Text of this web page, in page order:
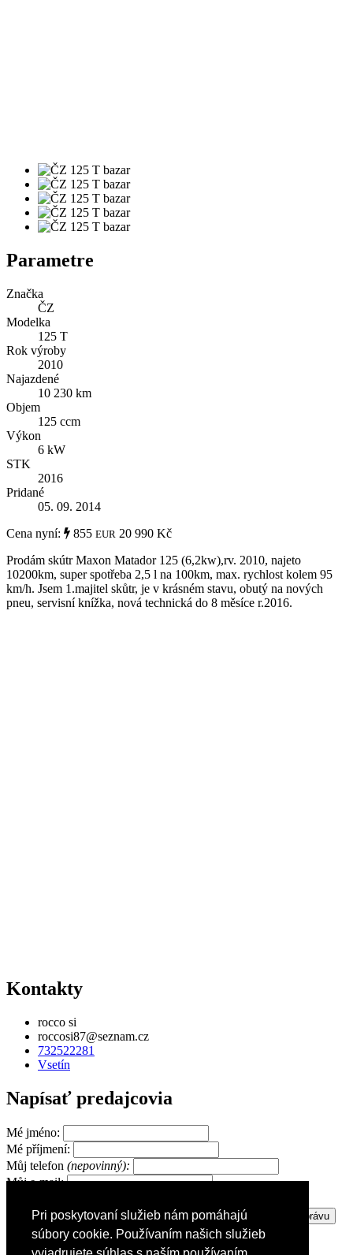
Pri poskytovaní služieb nám pomáhajú
súbory cookie. Používaním našich služieb
Parametre
Značka
ČZ
Modelka
125 T
Rok výroby
2010
Najazdené
10 230 km
Objem
125 ccm
Výkon
6 kW
STK
2016
Pridané
05. 09. 2014
Cena nyní:
855 EUR 20 990 Kč
Prodám skútr Maxon Matador 125 (6,2kw),rv. 2010, najeto
10200km, super spotřeba 2,5 l na 100km, max. rychlost kolem 95
km/h. Jsem 1.majitel skůtr, je v krásném stavu, obutý na nových
pneu, servisní knížka, nová technická do 8 měsíce r.2016.
Kontakty
rocco si
roccosi87@seznam.cz
732522281
Vsetín
Napísať predajcovia
Mé jméno:
Mé příjmení:
Můj telefon (nepovinný):
Můj e-mail:
Zpráva pro prodejce: